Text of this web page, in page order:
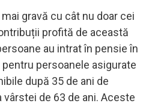
gravă cu cât nu doar cei
profită de această
au intrat în pensie în
persoanele asigurate
după 35 de ani de
de 63 de ani. Aceste